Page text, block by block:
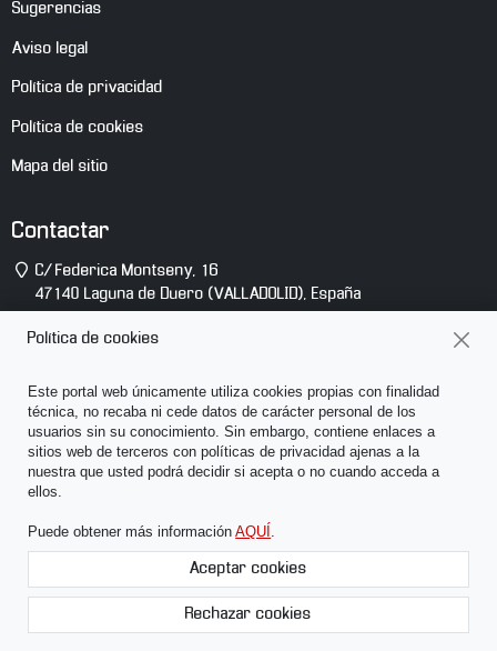
Sugerencias
Aviso legal
Política de privacidad
Política de cookies
Mapa del sitio
Contactar
Dirección
C/ Federica Montseny, 16
47140 Laguna de Duero (VALLADOLID), España
Teléfono
(+34) 983 10 14 81
mail
Creado con Atnova Shop
Política de cookies
Este portal web únicamente utiliza cookies propias con finalidad
técnica, no recaba ni cede datos de carácter personal de los
usuarios sin su conocimiento. Sin embargo, contiene enlaces a
sitios web de terceros con políticas de privacidad ajenas a la
nuestra que usted podrá decidir si acepta o no cuando acceda a
ellos.
Puede obtener más informaciónAQUÍ .
Aceptar cookies
Rechazar cookies